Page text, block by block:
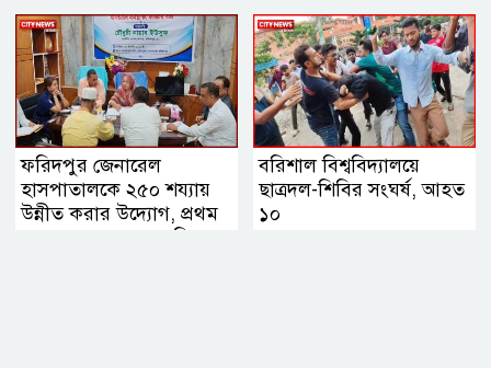
ফরিদপুর জেনারেল
হাসপাতালকে ২৫০ শয্যায়
উন্নীত করার উদ্যোগ, প্রথম
ব্যবস্থাপনা সভায় এমপি
বরিশাল বিশ্ববিদ্যালয়ে
ছাত্রদল-শিবির সংঘর্ষ, আহত
১০